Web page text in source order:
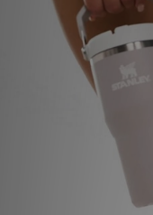
Mon JD
Suivre Ma Commande
Télécharge l'Appli